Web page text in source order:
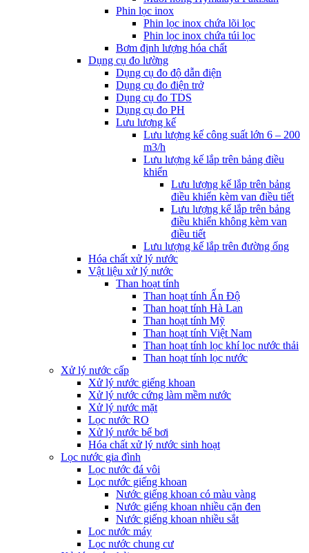
Phin lọc inox
Phin lọc inox chứa lõi lọc
Phin lọc inox chứa túi lọc
Bơm định lượng hóa chất
Dụng cụ đo lường
Dụng cụ đo độ dẫn điện
Dụng cụ đo điện trở
Dụng cụ đo TDS
Dụng cụ đo PH
Lưu lượng kế
Lưu lượng kế công suất lớn 6 – 200
m3/h
Lưu lượng kế lắp trên bảng điều
khiển
Lưu lượng kế lắp trên bảng
điều khiển kèm van điều tiết
Lưu lượng kế lắp trên bảng
điều khiển không kèm van
điều tiết
Lưu lượng kế lắp trên đường ống
Hóa chất xử lý nước
Vật liệu xử lý nước
Than hoạt tính
Than hoạt tính Ấn Độ
Than hoạt tính Hà Lan
Than hoạt tính Mỹ
Than hoạt tính Việt Nam
Than hoạt tính lọc khí lọc nước thải
Than hoạt tính lọc nước
Xử lý nước cấp
Xử lý nước giếng khoan
Xử lý nước cứng làm mềm nước
Xử lý nước mặt
Lọc nước RO
Xử lý nước bể bơi
Hóa chất xử lý nước sinh hoạt
Lọc nước gia đình
Lọc nước đá vôi
Lọc nước giếng khoan
Nước giếng khoan có màu vàng
Nước giếng khoan nhiều cặn đen
Nước giếng khoan nhiều sắt
Lọc nước máy
Lọc nước chung cư